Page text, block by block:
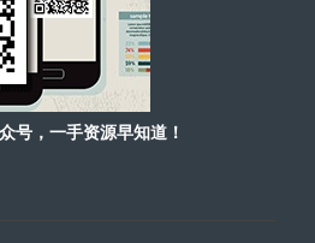
号，一手资源早知道！